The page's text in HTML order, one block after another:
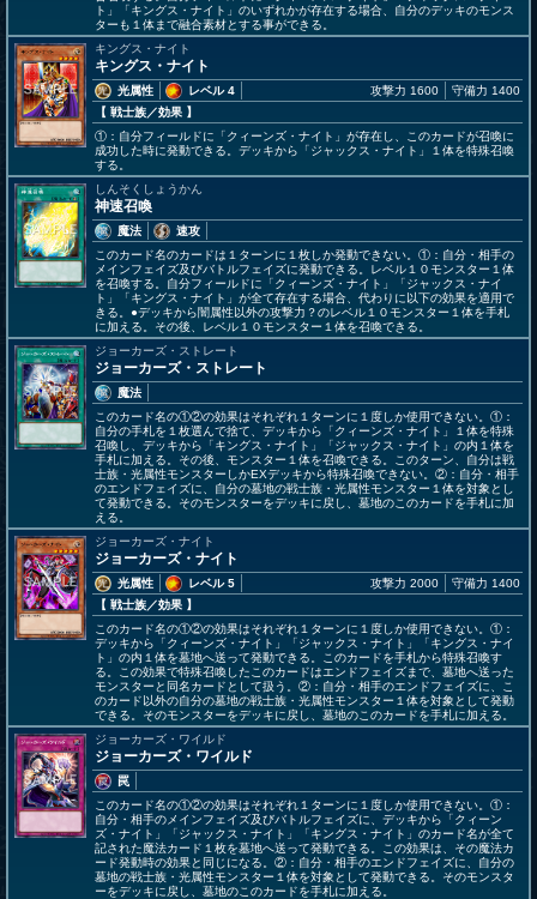
ト」「キングス・ナイト」のいずれかが存在する場合、自分のデッキのモンス
ターも１体まで融合素材とする事ができる。
キングス・ナイト
キングス・ナイト
光属性
レベル 4
【 戦士族／効果 】
攻撃力 1600 守備力 1400
①：自分フィールドに「クィーンズ・ナイト」が存在し、このカードが召喚に
成功した時に発動できる。デッキから「ジャックス・ナイト」１体を特殊召喚
する。
しんそくしょうかん
神速召喚
魔法
速攻
このカード名のカードは１ターンに１枚しか発動できない。①：自分・相手の
メインフェイズ及びバトルフェイズに発動できる。レベル１０モンスター１体
を召喚する。自分フィールドに「クィーンズ・ナイト」「ジャックス・ナイ
ト」「キングス・ナイト」が全て存在する場合、代わりに以下の効果を適用で
きる。●デッキから闇属性以外の攻撃力？のレベル１０モンスター１体を手札
に加える。その後、レベル１０モンスター１体を召喚できる。
ジョーカーズ・ストレート
ジョーカーズ・ストレート
魔法
このカード名の①②の効果はそれぞれ１ターンに１度しか使用できない。①：
自分の手札を１枚選んで捨て、デッキから「クィーンズ・ナイト」１体を特殊
召喚し、デッキから「キングス・ナイト」「ジャックス・ナイト」の内１体を
手札に加える。その後、モンスター１体を召喚できる。このターン、自分は戦
士族・光属性モンスターしかEXデッキから特殊召喚できない。②：自分・相手
のエンドフェイズに、自分の墓地の戦士族・光属性モンスター１体を対象とし
て発動できる。そのモンスターをデッキに戻し、墓地のこのカードを手札に加
える。
ジョーカーズ・ナイト
ジョーカーズ・ナイト
光属性
レベル 5
【 戦士族／効果 】
攻撃力 2000 守備力 1400
このカード名の①②の効果はそれぞれ１ターンに１度しか使用できない。①：
デッキから「クィーンズ・ナイト」「ジャックス・ナイト」「キングス・ナイ
ト」の内１体を墓地へ送って発動できる。このカードを手札から特殊召喚す
る。この効果で特殊召喚したこのカードはエンドフェイズまで、墓地へ送った
モンスターと同名カードとして扱う。②：自分・相手のエンドフェイズに、こ
のカード以外の自分の墓地の戦士族・光属性モンスター１体を対象として発動
できる。そのモンスターをデッキに戻し、墓地のこのカードを手札に加える。
ジョーカーズ・ワイルド
ジョーカーズ・ワイルド
罠
このカード名の①②の効果はそれぞれ１ターンに１度しか使用できない。①：
自分・相手のメインフェイズ及びバトルフェイズに、デッキから「クィーン
ズ・ナイト」「ジャックス・ナイト」「キングス・ナイト」のカード名が全て
記された魔法カード１枚を墓地へ送って発動できる。この効果は、その魔法カ
ード発動時の効果と同じになる。②：自分・相手のエンドフェイズに、自分の
墓地の戦士族・光属性モンスター１体を対象として発動できる。そのモンスタ
ーをデッキに戻し、墓地のこのカードを手札に加える。